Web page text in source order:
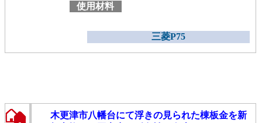
使用材料
三菱P75
木更津市八幡台にて浮きの見られた棟板金を新